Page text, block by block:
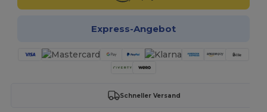
Express-Angebot
Schneller Versand